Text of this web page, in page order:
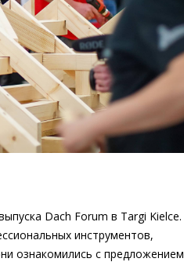
Dach Forum в Targi Kielce.
инструментов,
ознакомились с предложением